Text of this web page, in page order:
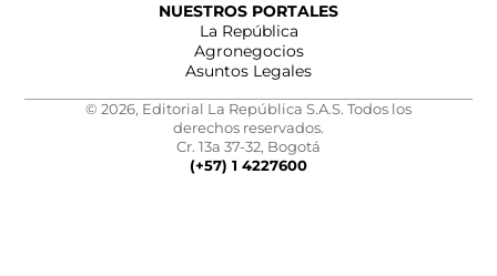
NUESTROS PORTALES
La República
Agronegocios
Asuntos Legales
© 2026, Editorial La República S.A.S. Todos los
derechos reservados.
Cr. 13a 37-32, Bogotá
(+57) 1 4227600